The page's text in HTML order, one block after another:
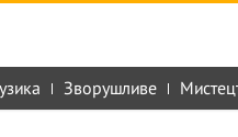
Зворушливе